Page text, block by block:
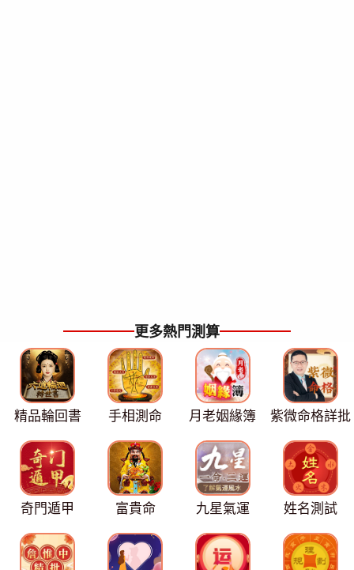
更多熱門測算
精品輪回書 手相測命 月老姻緣簿 紫微命格詳批
奇門遁甲 富貴命 九星氣運 姓名測試